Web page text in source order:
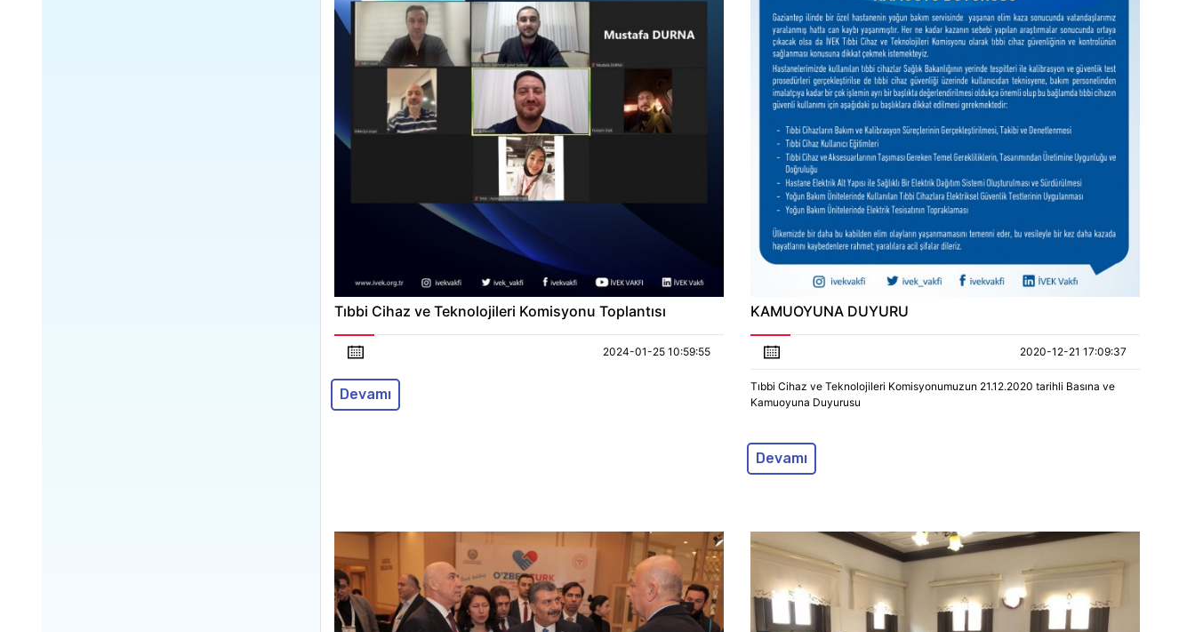
Tıbbi Cihaz ve Teknolojileri Komisyonu Toplantısı
2024-01-25 10:59:55
Devamı
KAMUOYUNA DUYURU
2020-12-21 17:09:37
Tıbbi Cihaz ve Teknolojileri Komisyonumuzun 21.12.2020 tarihli Basına ve
Kamuoyuna Duyurusu
Devamı